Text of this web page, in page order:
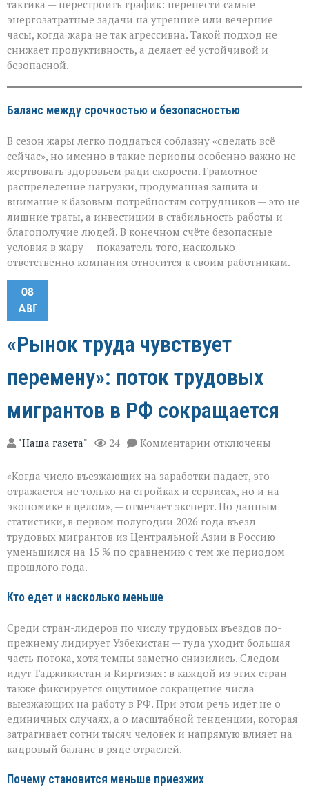
тактика — перестроить график: перенести самые
энергозатратные задачи на утренние или вечерние
часы, когда жара не так агрессивна. Такой подход не
снижает продуктивность, а делает её устойчивой и
безопасной.
Баланс между срочностью и безопасностью
В сезон жары легко поддаться соблазну «сделать всё
сейчас», но именно в такие периоды особенно важно не
жертвовать здоровьем ради скорости. Грамотное
распределение нагрузки, продуманная защита и
внимание к базовым потребностям сотрудников — это не
лишние траты, а инвестиции в стабильность работы и
благополучие людей. В конечном счёте безопасные
условия в жару — показатель того, насколько
ответственно компания относится к своим работникам.
08
АВГ
«Рынок труда чувствует
перемену»: поток трудовых
мигрантов в РФ сокращается
"Наша газета" 24 Комментарии к
записи
труда
чувствует
перемену»:
поток
трудовых
мигрантов
в
РФ
отключены
«Когда число въезжающих на заработки падает, это
отражается не только на стройках и сервисах, но и на
экономике в целом», — отмечает эксперт. По данным
статистики, в первом полугодии 2026 года въезд
трудовых мигрантов из Центральной Азии в Россию
уменьшился на 15 % по сравнению с тем же периодом
прошлого года.
Кто едет и насколько меньше
Среди стран-лидеров по числу трудовых въездов по-
прежнему лидирует Узбекистан — туда уходит большая
часть потока, хотя темпы заметно снизились. Следом
идут Таджикистан и Киргизия: в каждой из этих стран
также фиксируется ощутимое сокращение числа
выезжающих на работу в РФ. При этом речь идёт не о
единичных случаях, а о масштабной тенденции, которая
затрагивает сотни тысяч человек и напрямую влияет на
кадровый баланс в ряде отраслей.
Почему становится меньше приезжих